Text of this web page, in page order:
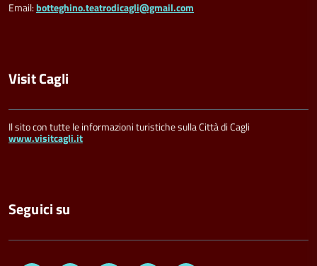
Email:botteghino.teatrodicagli@gmail.com
Visit Cagli
Il sito con tutte le informazioni turistiche sulla Città di Cagli
www.visitcagli.it
Seguici su